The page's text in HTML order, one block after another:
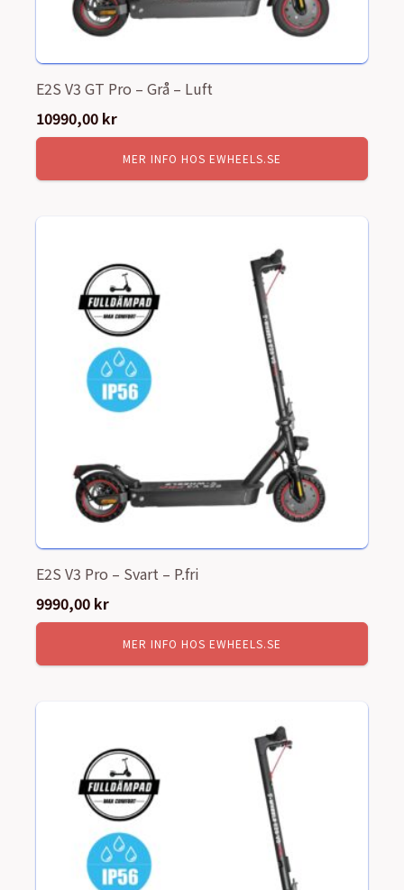
E2S V3 GT Pro – Grå – Luft
10990,00 kr
MER INFO HOS EWHEELS.SE
E2S V3 Pro – Svart – P.fri
9990,00 kr
MER INFO HOS EWHEELS.SE